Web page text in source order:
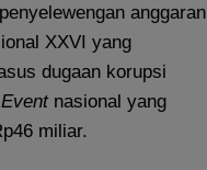
anggaran
XXVI yang
dugaan korupsi
Eventnasional yang
miliar.